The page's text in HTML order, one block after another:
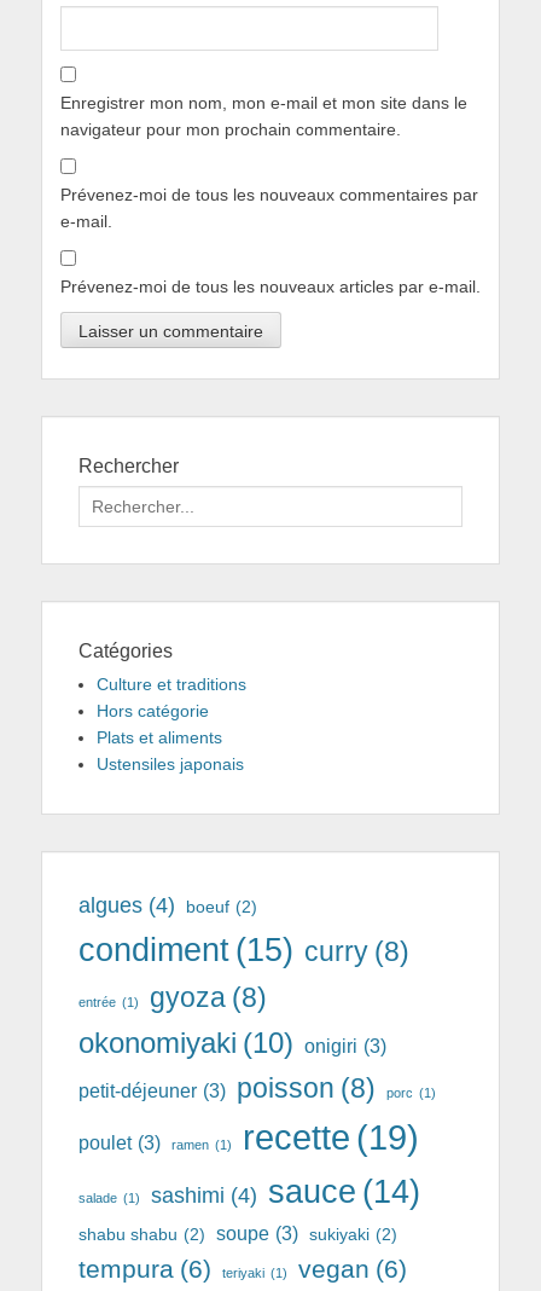
Enregistrer mon nom, mon e-mail et mon site dans le
navigateur pour mon prochain commentaire.
Prévenez-moi de tous les nouveaux commentaires par
e-mail.
Prévenez-moi de tous les nouveaux articles par e-mail.
Rechercher
Search
for:
Catégories
Culture et traditions
Hors catégorie
Plats et aliments
Ustensiles japonais
algues (4) boeuf (2)
condiment(15) curry (8)
entrée (1) gyoza (8)
okonomiyaki (10) onigiri (3)
petit-déjeuner (3) poisson (8) porc (1)
poulet (3) ramen (1) recette (19)
salade (1) sashimi (4) sauce (14)
shabu shabu (2) soupe (3) sukiyaki (2)
tempura (6) teriyaki (1) vegan (6)